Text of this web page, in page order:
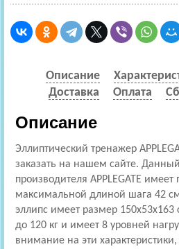
Описание
Доставка
Оплата
Описание
Эллиптический тренажер
заказать на нашем сайте.
производителя APPLEGATE
максимальной длиной шага 42
эллипс имеет размер
до 120 кг и имеет 8 уровней
внимание на эти